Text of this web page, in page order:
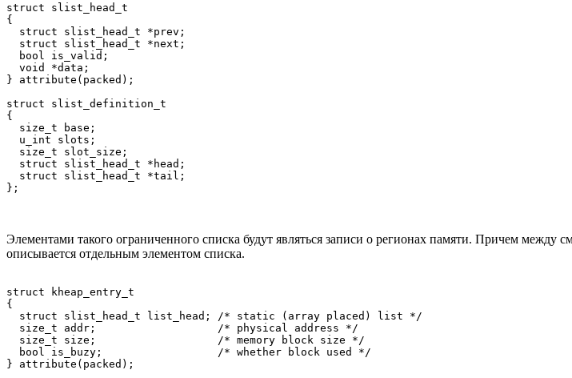
struct slist_head_t
{
  struct slist_head_t *prev;
  struct slist_head_t *next;
  bool is_valid;
  void *data;
} attribute(packed);
struct slist_definition_t
{
  size_t base;
  u_int slots;
  size_t slot_size;
  struct slist_head_t *head;
  struct slist_head_t *tail;
Элементами такого ограниченного списка будут являться записи о регионах памяти. Причем
описывается отдельным элементом списка.
struct kheap_entry_t
{
  struct slist_head_t list_head; /* static (array placed) list */
  size_t addr;                   /* physical address */
  size_t size;                   /* memory block size */
  bool is_buzy;                  /* whether block used */
} attribute(packed);